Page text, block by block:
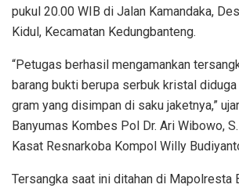
pukul 20.00 WIB di Jalan Kamandaka,
Kidul, Kecamatan Kedungbanteng.
“Petugas berhasil mengamankan
barang bukti berupa serbuk kristal
gram yang disimpan di saku jaketnya,”
Banyumas Kombes Pol Dr. Ari Wibowo,
Kasat Resnarkoba Kompol Willy
Tersangka saat ini ditahan di Mapolresta